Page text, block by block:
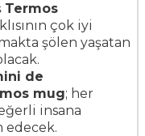
Termos
çok iyi
şölen yaşatan
de
mug; her
insana
edecek.